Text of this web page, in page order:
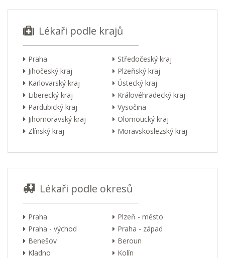
Lékaři podle krajů
Praha
Středočeský kraj
Jihočeský kraj
Plzeňský kraj
Karlovarský kraj
Ústecký kraj
Liberecký kraj
Královéhradecký kraj
Pardubický kraj
Vysočina
Jihomoravský kraj
Olomoucký kraj
Zlínský kraj
Moravskoslezský kraj
Lékaři podle okresů
Praha
Plzeň - město
Praha - východ
Praha - západ
Benešov
Beroun
Kladno
Kolín